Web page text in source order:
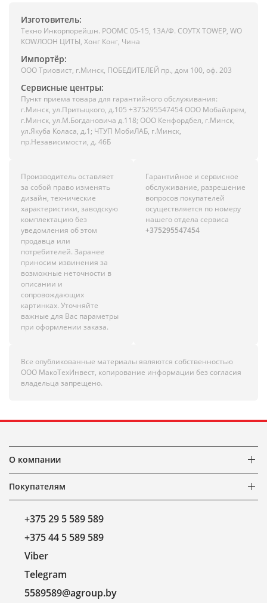
Изготовитель:
Текно Инкорпорейшн. РООМС 05-15, 13А/Ф. СОУТХ ТОWЕР, WО
КОWЛООН ЦИТЫ, Хонг Конг, Чина
Импортёр:
ООО Триовист, г.Минск, ПОБЕДИТЕЛЕЙ пр., дом 100, оф. 203
Сервисные центры:
Пункт приема товара для гарантийного обслуживания:
г.Минск, ул.Притыцкого, д.105 +375295547454 ООО Мобайлрем,
г.Минск, ул.М.Богдановича д.118; ООО Кенфордбел, г.Минск,
ул.Якуба Коласа, д.1; ЧТУП МобиЛАБ, г.Минск,
пр.Независимости, д. 46Б
Производитель оставляет
за собой право изменять
дизайн, технические
характеристики, заводскую
комплектацию без
уведомления об этом
продавца или
потребителей. Заранее
приносим извинения за
возможные неточности в
описании и
сопровождающих
картинках. Уточняйте
важные для Вас параметры
при оформлении заказа.
Гарантийное и сервисное
обслуживание, разрешение
вопросов покупателей
осуществляется по номеру
нашего отдела сервиса
+375295547454
Все опубликованные материалы являются собственностью
ООО МакоТехИнвест, копирование информации без согласия
владельца запрещено.
О компании
Покупателям
+375 29 5 589 589
+375 44 5 589 589
Viber
Telegram
5589589@agroup.by